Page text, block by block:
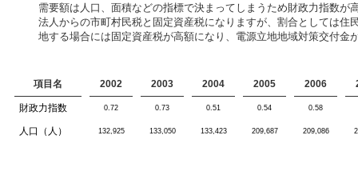
需要額は人口、面積などの指標で決まってしまうため財政力指数
法人からの市町村民税と固定資産税になりますが、割合としては
地する場合には固定資産税が高額になり、電源立地地域対策交付
項目名 2002 2003 2004 2005 2006
財政力指数 0.72 0.73 0.51 0.54 0.58
人口（人） 132,925 133,050 133,423 209,687 209,086